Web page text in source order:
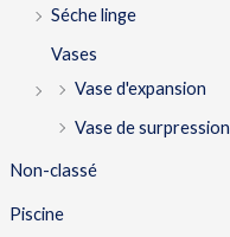
Séche linge
Vases
Vase d'expansion
Vase de surpression
Non-classé
Piscine